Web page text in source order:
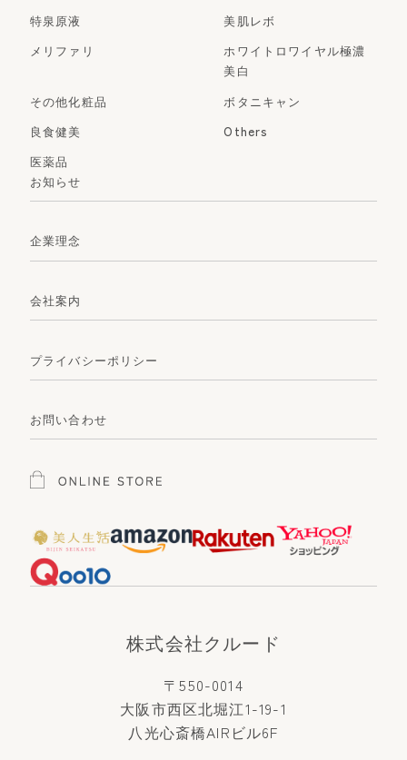
特泉原液
美肌レボ
メリファリ
ホワイトロワイヤル極濃
美白
その他化粧品
ボタニキャン
良食健美
Others
医薬品
お知らせ
企業理念
会社案内
プライバシーポリシー
お問い合わせ
株式会社クルード
〒550-0014
大阪市西区北堀江1-19-1
八光心斎橋AIRビル6F